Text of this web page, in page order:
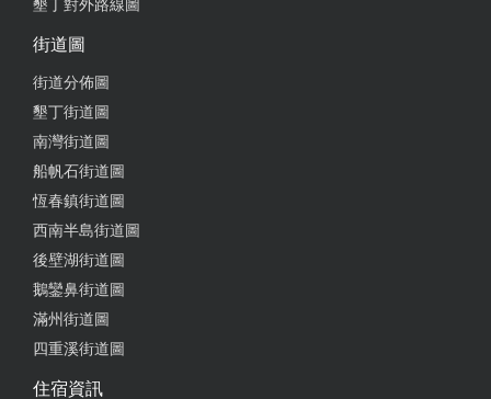
墾丁對外路線圖
街道圖
街道分佈圖
墾丁街道圖
南灣街道圖
船帆石街道圖
恆春鎮街道圖
西南半島街道圖
後壁湖街道圖
鵝鑾鼻街道圖
滿州街道圖
四重溪街道圖
住宿資訊